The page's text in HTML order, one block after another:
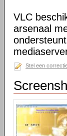
VLC
arsenaal
Stel een